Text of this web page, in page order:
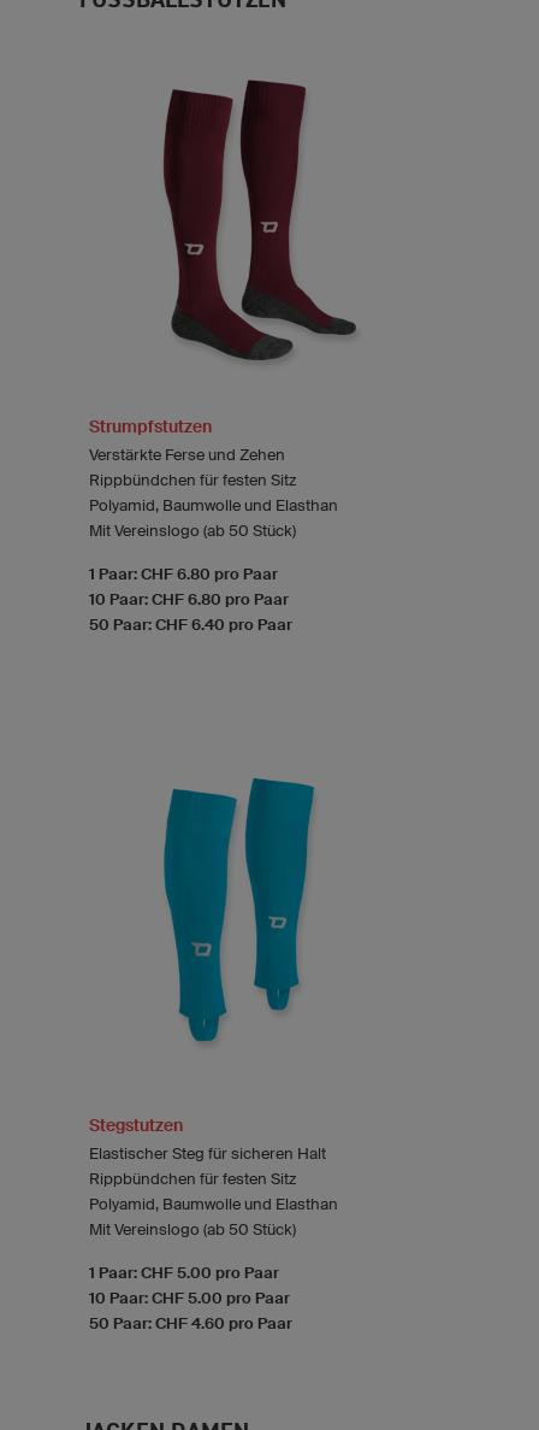
Strumpfstutzen
Verstärkte Ferse und Zehen
Rippbündchen für festen Sitz
Polyamid, Baumwolle und Elasthan
Mit Vereinslogo (ab 50 Stück)
1 Paar: CHF 6.80 pro Paar
10 Paar: CHF 6.80 pro Paar
50 Paar: CHF 6.40 pro Paar
Stegstutzen
Elastischer Steg für sicheren Halt
Rippbündchen für festen Sitz
Polyamid, Baumwolle und Elasthan
Mit Vereinslogo (ab 50 Stück)
1 Paar: CHF 5.00 pro Paar
10 Paar: CHF 5.00 pro Paar
50 Paar: CHF 4.60 pro Paar